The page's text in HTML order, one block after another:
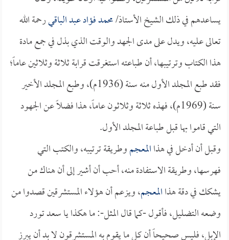
يساعدهم في ذلك الشيخ الأستاذ/محمد فؤاد عبد الباقيرحمة الله
تعالى عليه، ويدل على مدى الجهد والوقت الذي بذل في جمع مادة
هذا الكتاب وترتيبها، أن طباعته استغرقت قرابة ثلاثة وثلاثين عاماً؛
فقد طبع المجلد الأول منه سنة (1936م)، وطبع المجلد الأخير
سنة (1969م)، فهذه ثلاثة وثلاثون عاماً، هذا فضلاً عن الجهود
التي قاموا بها قبل طباعة المجلد الأول.
وقبل أن أدخل في هذاالمعجموطريقة ترتيبه، والكتب التي
فهرسها، وطريقة الاستفادة منه، أحب أن أشير إلى أن هناك من
يشكك في دقة هذاالمعجم، ويزعم أن هؤلاء المستشرقين قصدوا من
وضعه التضليل، فأقول -كما قال المثل-: ما هكذا يا سعد تورد
الإبل، فليس صحيحاً أن كل ما يقوم به المستشرقون لا بد أن يبرز